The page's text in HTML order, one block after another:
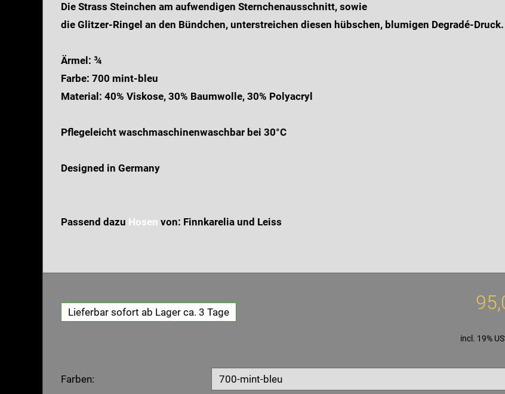
Die Strass Steinchen am aufwendigen Sternchenausschnitt, sowie
die Glitzer-Ringel an den Bündchen, unterstreichen diesen hübschen, blumigen Degradé-Druck.
Ärmel: ¾
Farbe: 700 mint-bleu
Material: 40% Viskose, 30% Baumwolle, 30% Polyacryl
Pflegeleicht waschmaschinenwaschbar bei 30°C
Designed in Germany
Passend dazu Hosen von: Finnkarelia und Leiss
Lieferbar sofort ab Lager ca. 3 Tage
incl. 19%
Farben: